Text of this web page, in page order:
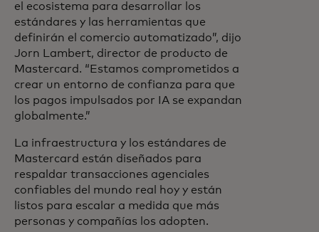
el ecosistema para desarrollar los
estándares y las herramientas que
definirán el comercio automatizado”, dijo
Jorn Lambert, director de producto de
Mastercard. “Estamos comprometidos a
crear un entorno de confianza para que
los pagos impulsados por IA se expandan
globalmente.”
La infraestructura y los estándares de
Mastercard están diseñados para
respaldar transacciones agenciales
confiables del mundo real hoy y están
listos para escalar a medida que más
personas y compañías los adopten.